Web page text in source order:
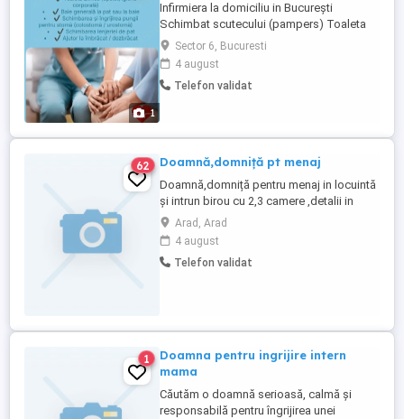
1
Infirmiera la domiciliu in București
Schimbat scutecului (pampers) Toaleta
zilnica (spălat, igienă, corporală) Baie
generala la pat sau la baie Schimbat si
îngrijirea pungii pentru stoma (colostoma
urostoma) Schimbat lenjeriei de pat Ajutor
Sector 6, Bucuresti
4 august
Telefon validat
62 Doamnă,domniță pt menaj
Doamnă,domniță pentru menaj in locuintă
și intrun birou cu 2,3 camere ,detalii in
privat pe whap locatia Arad, 2 zile pe
saptamană cateva ore acuma in functie de
ce trebuie facut nu sant anumite ore fixe
ca zile in cirsul ssptamani una dintre ele ar
Arad, Arad
4 august
Telefon validat
1
Doamna pentru ingrijire intern
mama
Căutăm o doamnă serioasă, calmă și
responsabilă pentru îngrijirea unei